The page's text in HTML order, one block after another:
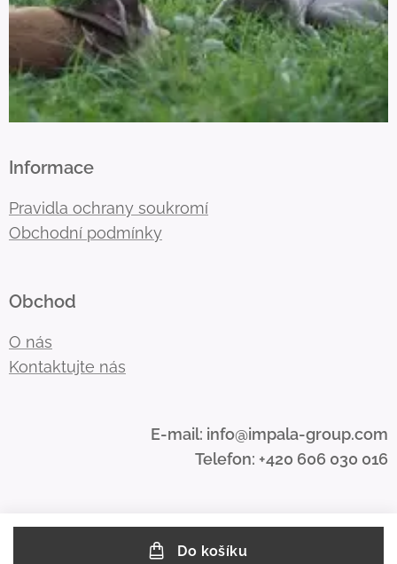
Do košíku
Informace
Pravidla ochrany soukromí
Obchodní podmínky
Obchod
O nás
Kontaktujte nás
E-mail: info@impala-group.com
Telefon: +420 606 030 016